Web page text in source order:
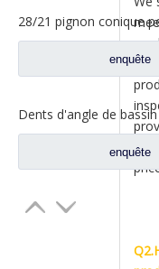
enquête
enquête